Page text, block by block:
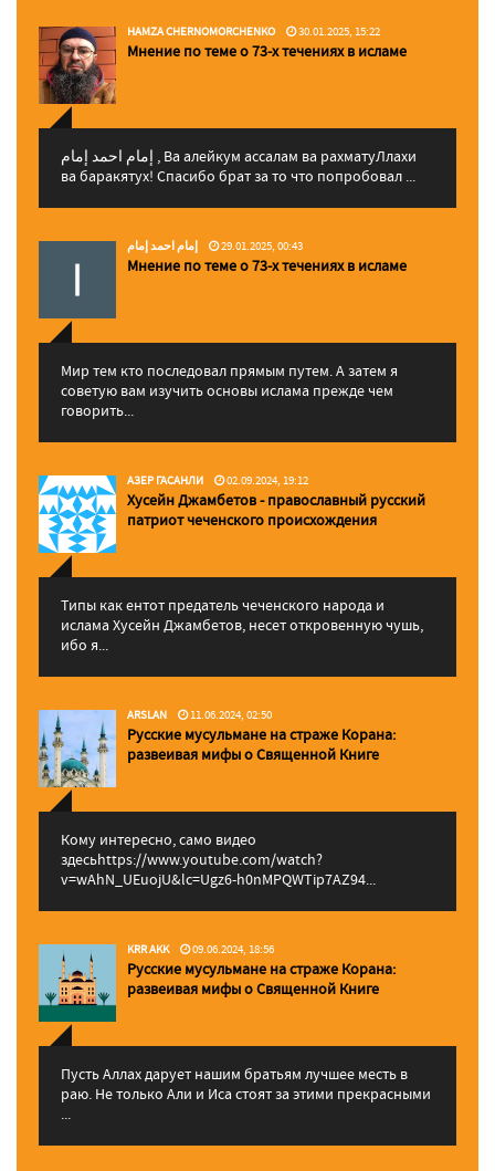
HAMZA CHERNOMORCHENKO 30.01.2025, 15:22
Мнение по теме о 73-х течениях в исламе
إمام احمد إمام , Ва алейкум ассалам ва рахматуЛлахи
ва баракятух! Спасибо брат за то что попробовал ...
إمام احمد إمام 29.01.2025, 00:43
Мнение по теме о 73-х течениях в исламе
Мир тем кто последовал прямым путем. А затем я
советую вам изучить основы ислама прежде чем
говорить...
АЗЕР ГАСАНЛИ 02.09.2024, 19:12
Хусейн Джамбетов - православный русский
патриот чеченского происхождения
Типы как ентот предатель чеченского народа и
ислама Хусейн Джамбетов, несет откровенную чушь,
ибо я...
ARSLAN 11.06.2024, 02:50
Русские мусульмане на страже Корана:
pазвеивая мифы о Священной Книге
Кому интересно, само видео
здесьhttps://www.youtube.com/watch?
v=wAhN_UEuojU&lc=Ugz6-h0nMPQWTip7AZ94...
KRR AKK 09.06.2024, 18:56
Русские мусульмане на страже Корана:
pазвеивая мифы о Священной Книге
Пусть Аллах дарует нашим братьям лучшее месть в
раю. Не только Али и Иса стоят за этими прекрасными